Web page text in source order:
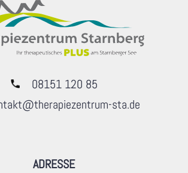
ADRESSE
08151 120 85
sta.de